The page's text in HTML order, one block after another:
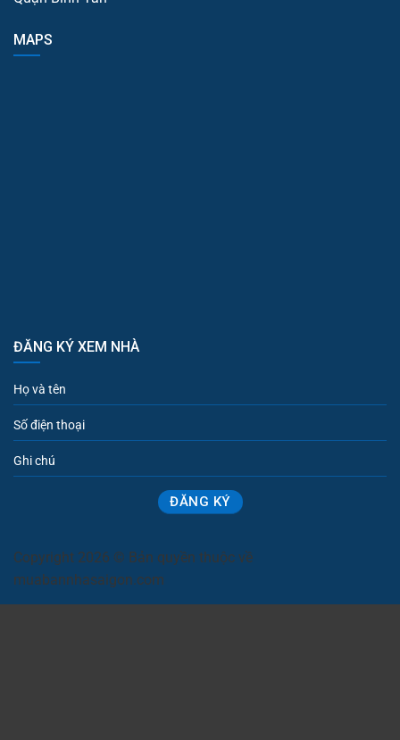
MAPS
ĐĂNG KÝ XEM NHÀ
Copyright 2026 © Bản quyền thuộc về
muabannhasaigon.com